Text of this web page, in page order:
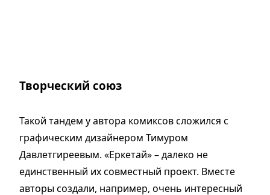
Творческий союз
Такой тандем у автора комиксов сложился с
графическим дизайнером Тимуром
Давлетгиреевым. «Еркетай» – далеко не
единственный их совместный проект. Вместе
авторы создали, например, очень интересный